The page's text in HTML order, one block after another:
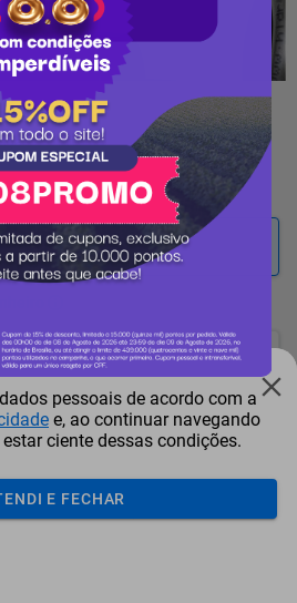
pessoais de acordo com a
e, ao continuar navegando
ciente dessas condições.
E FECHAR